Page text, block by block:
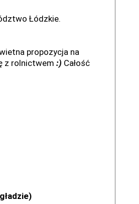
Łódzkie.
propozycja na
z rolnictwem :) Całość